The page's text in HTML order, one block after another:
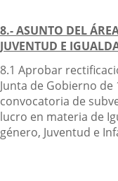
8.- ASUNTO DEL
JUVENTUD E
8.1 Aprobar
Junta de Gobierno
convocatoria de
lucro en materia de
género, Juventud e